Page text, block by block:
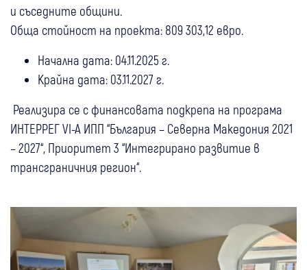
и съседните общини.
Обща стойност на проекта: 809 303,12 евро.
Начална дата: 04.11.2025 г.
Крайна дата: 03.11.2027 г.
Реализира се с финансовата подкрепа на програма
ИНТЕРРЕГ VI-A ИПП “България – Северна Македония 2021
– 2027“, Приоритет 3 “Интегрирано развитие в
трансграничния регион“.